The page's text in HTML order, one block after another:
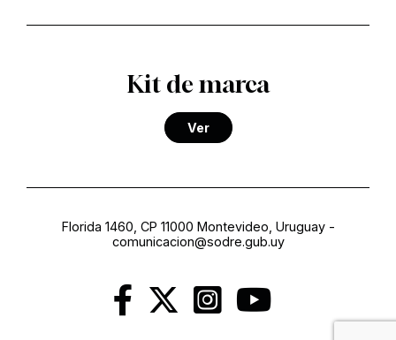
Kit de marca
Ver
Florida 1460, CP 11000 Montevideo, Uruguay-
comunicacion@sodre.gub.uy